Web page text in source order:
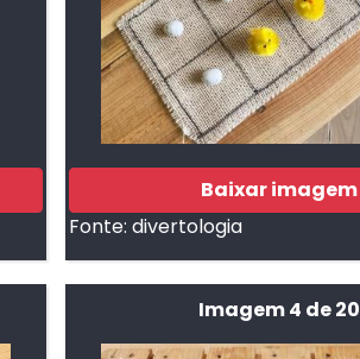
Baixar imagem
Fonte:divertologia
Imagem 4 de 20